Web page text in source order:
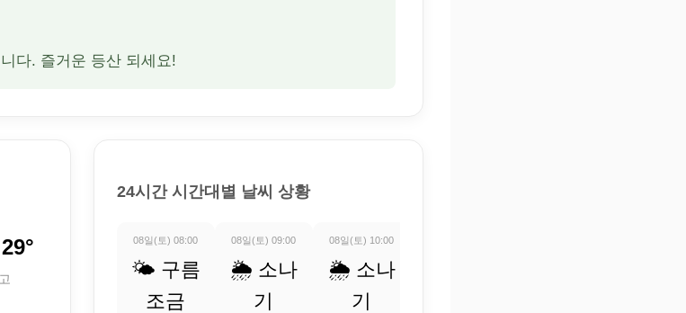
다. 즐거운 등산 되세요!
24시간 시간대별 날씨 상황
08일(토) 08:00
🌤️ 구름
조금
08일(토) 09:00
🌦️ 소나
기
08일(토) 10:00
🌦️ 소나
기